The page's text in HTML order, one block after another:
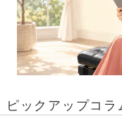
ピックアップコラ